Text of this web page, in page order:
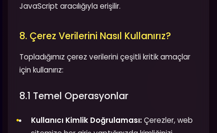
JavaScript aracılığıyla erişilir.
8. Çerez Verilerini Nasıl Kullanırız?
Topladığımız çerez verilerini çeşitli kritik amaçlar
için kullanırız:
8.1 Temel Operasyonlar
Kullanıcı Kimlik Doğrulaması:Çerezler, web